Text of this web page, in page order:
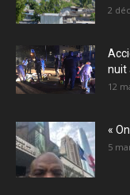
2
nuit
12
«
5